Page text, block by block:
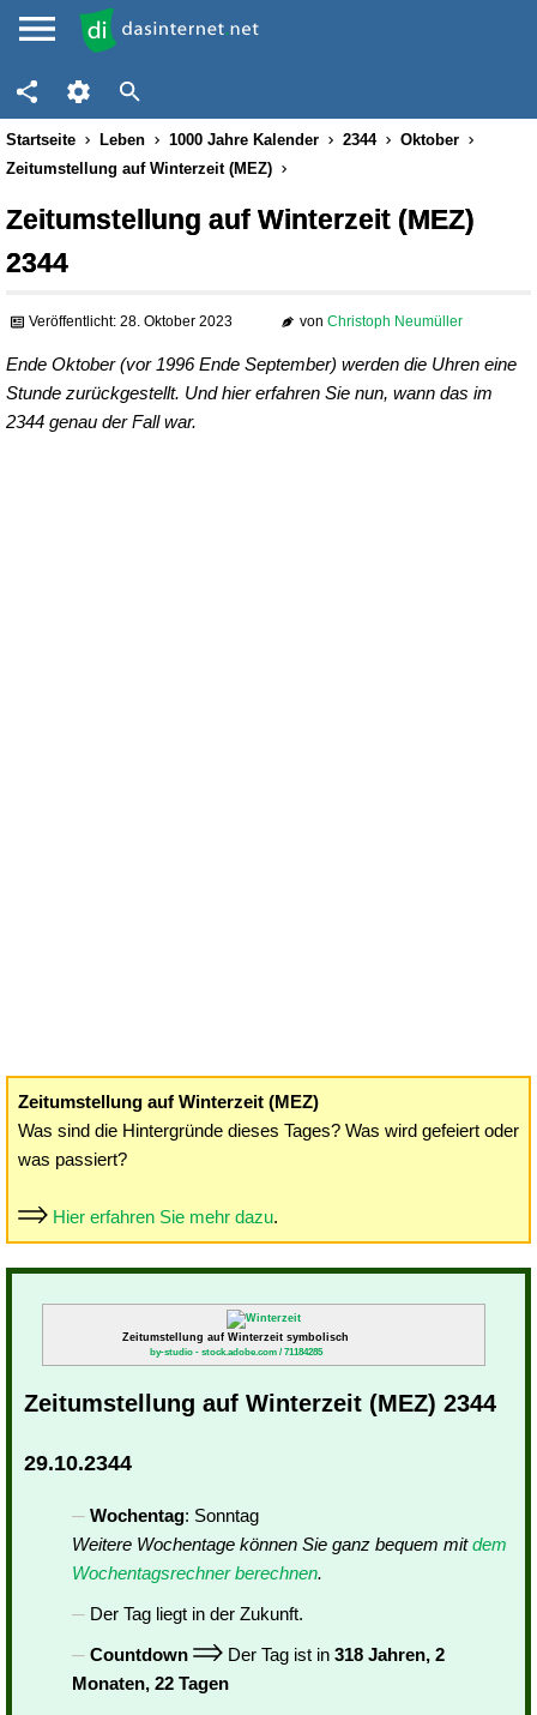
Startseite Leben 1000 Jahre Kalender 2344
Oktober
Zeitumstellung auf Winterzeit (MEZ)
Zeitumstellung auf Winterzeit (MEZ)
2344
Veröffentlicht: 28. Oktober 2023 von Christoph Neumüller
Ende Oktober (vor 1996 Ende September) werden die Uhren eine
Stunde zurückgestellt. Und hier erfahren Sie nun, wann das im
2344 genau der Fall war.
Zeitumstellung auf Winterzeit (MEZ)
Was sind die Hintergründe dieses Tages? Was wird gefeiert oder
was passiert?
Hier erfahren Sie mehr dazu.
Zeitumstellung auf Winterzeit symbolisch
by-studio - stock.adobe.com / 71184285
Zeitumstellung auf Winterzeit (MEZ) 2344
29.10.2344
Wochentag: Sonntag
Weitere Wochentage können Sie ganz bequem mitdem
Wochentagsrechner berechnen.
Der Tag liegt in der Zukunft.
Countdown
Der Tag ist in 318 Jahren, 2
Monaten, 22 Tagen